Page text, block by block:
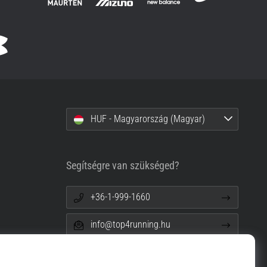
HUF - Magyarország (Magyar)
Segítségre van szükséged?
+36-1-999-1660
info@top4running.hu